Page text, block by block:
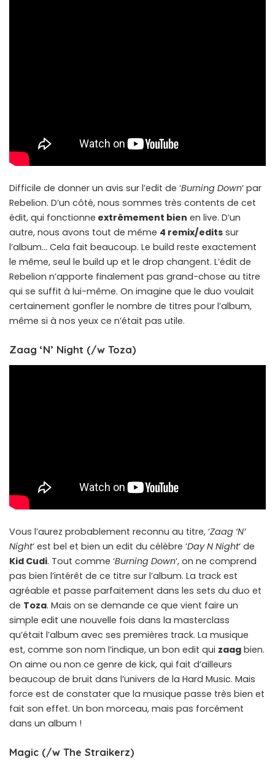
Difficile de donner un avis sur l’edit de ‘Burning Down‘ par
Rebelion. D’un côté, nous sommes très contents de cet
édit, qui fonctionne extrêmement bien en live. D’un
autre, nous avons tout de même 4 remix/edits sur
l’album… Cela fait beaucoup. Le build reste exactement
le même, seul le build up et le drop changent. L’édit de
Rebelion n’apporte finalement pas grand-chose au titre
qui se suffit à lui-même. On imagine que le duo voulait
certainement gonfler le nombre de titres pour l’album,
même si à nos yeux ce n’était pas utile.
Zaag ‘N’ Night (/w Toza)
Vous l’aurez probablement reconnu au titre, ‘Zaag ‘N’
Night‘ est bel et bien un edit du célèbre ‘Day N Night‘ de
Kid Cudi. Tout comme ‘Burning Down‘, on ne comprend
pas bien l’intérêt de ce titre sur l’album. La track est
agréable et passe parfaitement dans les sets du duo et
de Toza. Mais on se demande ce que vient faire un
simple edit une nouvelle fois dans la masterclass
qu’était l’album avec ses premières track. La musique
est, comme son nom l’indique, un bon edit qui zaag bien.
On aime ou non ce genre de kick, qui fait d’ailleurs
beaucoup de bruit dans l’univers de la Hard Music. Mais
force est de constater que la musique passe très bien et
fait son effet. Un bon morceau, mais pas forcément
dans un album !
Magic (/w The Straikerz)